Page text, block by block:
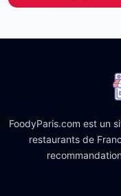
FoodyParis.com est un
restaurants de